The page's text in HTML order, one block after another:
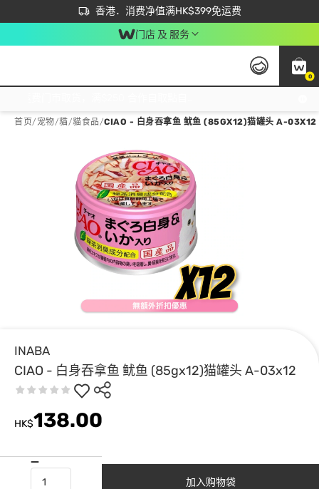
香港．消费净值满HK$399免运费
立即成为易赏钱会员尽享独家优惠
首次APP下单买满$450 输入 NEWAPP 即减$50
门店 及 服务
0
首页/ 宠物/貓/貓食品/CIAO - 白身吞拿鱼 鱿鱼 (85GX12)猫罐头 A-03X12
INABA
CIAO - 白身吞拿鱼 鱿鱼 (85gx12)猫罐头 A-03x12
HK$138.00
加入购物袋